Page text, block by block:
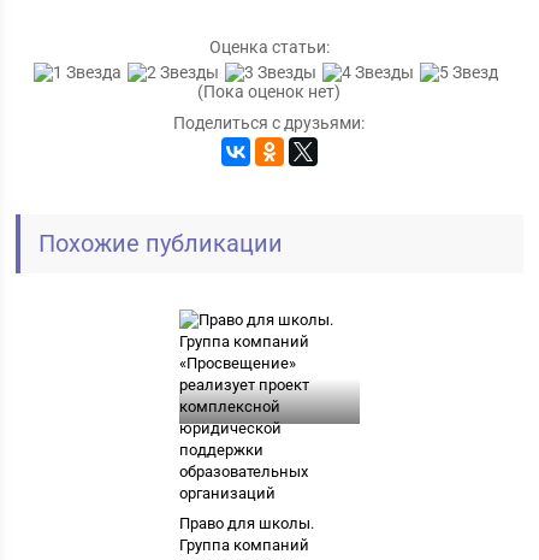
Оценка статьи:
(Пока оценок нет)
Поделиться с друзьями:
Похожие публикации
Право для школы.
Группа компаний